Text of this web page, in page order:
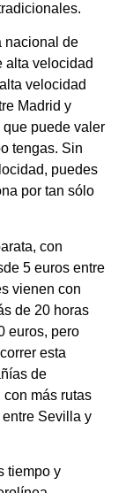
nacional de
alta velocidad
velocidad
Madrid y
puede valer
tengas. Sin
puedes
por tan sólo
con
5 euros entre
vienen con
de 20 horas
euros, pero
esta
de
más rutas
Sevilla y
tiempo y